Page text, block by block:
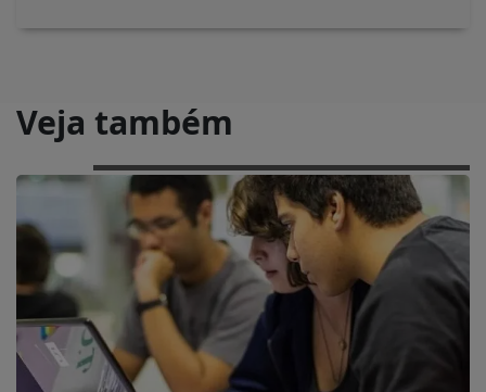
Veja também